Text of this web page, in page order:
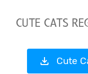
Cute